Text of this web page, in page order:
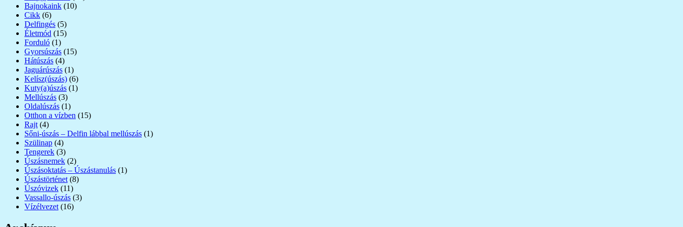
Bajnokaink (10)
Cikk (6)
Delfingés (5)
Életmód (15)
Forduló (1)
Gyorsúszás (15)
Hátúszás (4)
Jaguárúszás (1)
Kelísz(úszás) (6)
Kuty(a)úszás (1)
Mellúszás (3)
Oldalúszás (1)
Otthon a vízben (15)
Rajt (4)
Sőni-úszás – Delfin lábbal mellúszás (1)
Szülinap (4)
Tengerek (3)
Úszásnemek (2)
Úszásoktatás – Úszástanulás (1)
Úszástörténet (8)
Úszóvizek (11)
Vassallo-úszás (3)
Vízélvezet (16)